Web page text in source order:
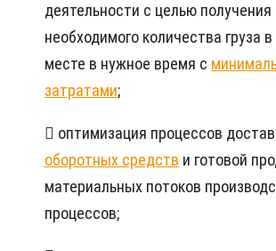
деятельности с целью получения
необходимого количества груза
месте в нужное время с
затратами;
 оптимизация процессов
оборотных средств и готовой
материальных потоков
процессов;